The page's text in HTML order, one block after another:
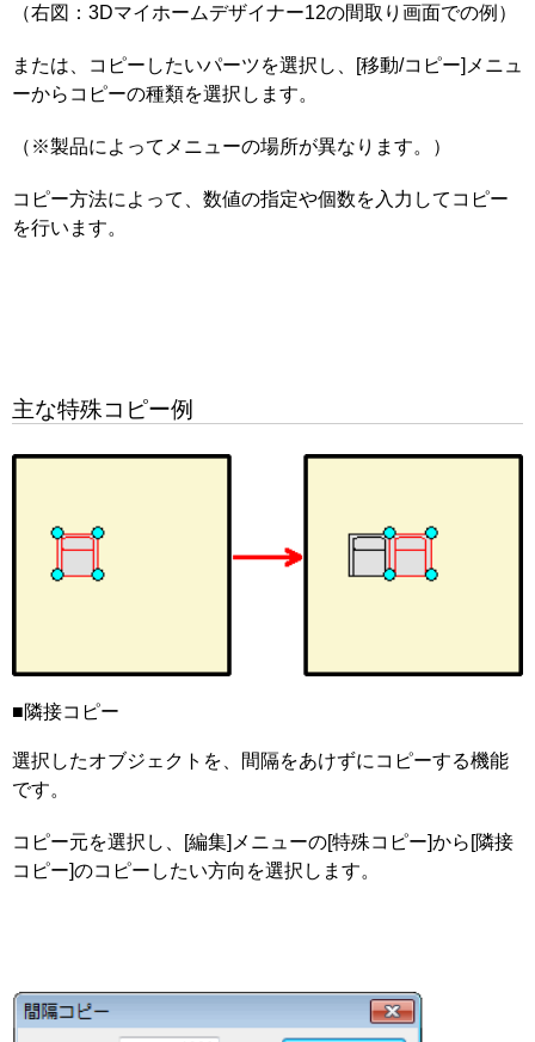
（右図：3Dマイホームデザイナー12の間取り画面での例）
または、コピーしたいパーツを選択し、[移動/コピー]メニュ
ーからコピーの種類を選択します。
（※製品によってメニューの場所が異なります。）
コピー方法によって、数値の指定や個数を入力してコピー
を行います。
主な特殊コピー例
■隣接コピー
選択したオブジェクトを、間隔をあけずにコピーする機能
です。
コピー元を選択し、[編集]メニューの[特殊コピー]から[隣接
コピー]のコピーしたい方向を選択します。